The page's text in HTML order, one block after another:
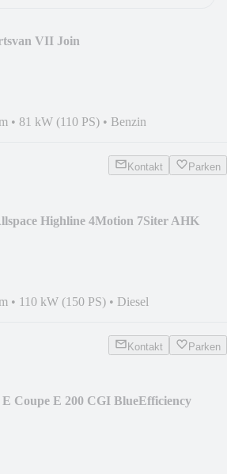
VII Join
• 81 kW (110 PS) • Benzin
Kontakt Parken
Highline 4Motion 7Siter AHK
• 110 kW (150 PS) • Diesel
Kontakt Parken
E Coupe E 200 CGI BlueEfficiency